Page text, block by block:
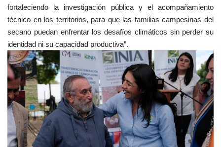
fortaleciendo la investigación pública y el acompañamiento
técnico en los territorios, para que las familias campesinas del
secano puedan enfrentar los desafíos climáticos sin perder su
identidad ni su capacidad productiva”.